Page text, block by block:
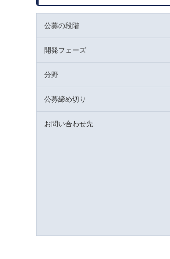
公募の段階
開発フェーズ
分野
公募締め切り
お問い合わせ先